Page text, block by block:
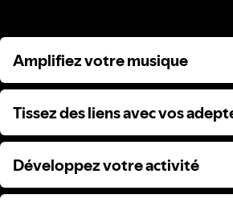
Amplifiez votre musique
Amplifiez votre musique
Tissez des liens avec vos
Tissez des liens avec vos
Développez votre activité
Développez votre activité